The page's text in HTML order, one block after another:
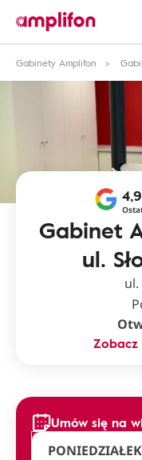
Gabinety Amplifon
Gabinet
ul.
4,9
ul.
Umów się na
PONIEDZIAŁEK